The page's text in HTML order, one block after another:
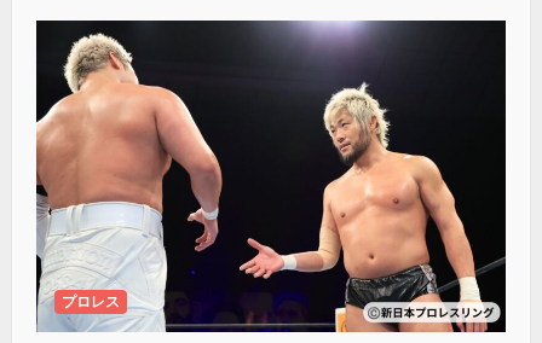
プロレス